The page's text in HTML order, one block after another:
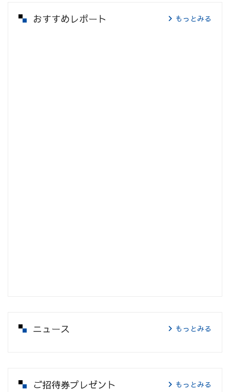
おすすめレポート もっとみる
ニュース もっとみる
ご招待券プレゼント もっとみる